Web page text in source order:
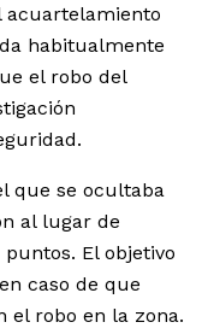
acuartelamiento
habitualmente
el robo del
que se ocultaba
al lugar de
El objetivo
caso de que
el robo en la zona.